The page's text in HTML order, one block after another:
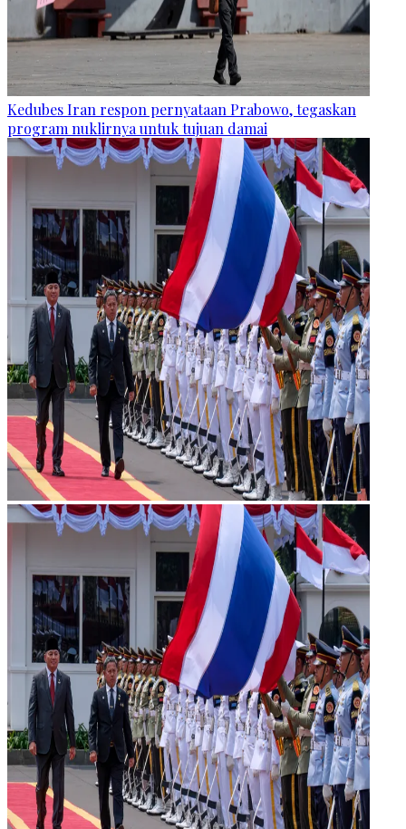
Kedubes Iran respon pernyataan Prabowo, tegaskan
program nuklirnya untuk tujuan damai